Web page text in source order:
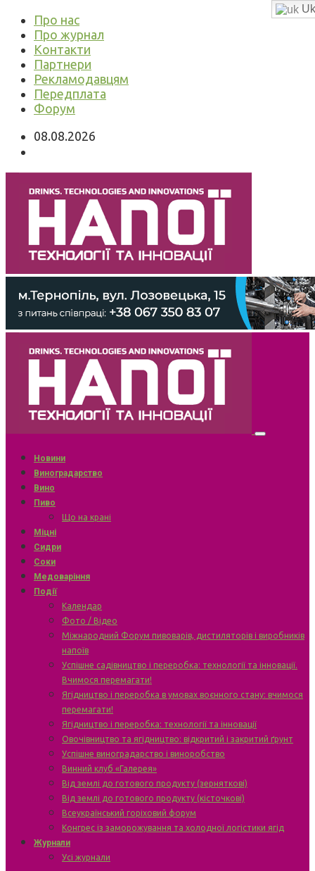
Про нас
Про журнал
Контакти
Партнери
Рекламодавцям
Передплата
Форум
08.08.2026
Новини
Виноградарство
Вино
Пиво
Що на крані
Міцні
Сидри
Соки
Медоваріння
Події
Календар
Фото / Відео
Міжнародний Форум пивоварів, дистиляторів і виробників
напоїв
Успішне садівництво і переробка: технології та інновації.
Вчимося перемагати!
Ягідництво і переробка в умовах воєнного стану: вчимося
перемагати!
Ягідництво і переробка: технології та інновації
Овочівництво та ягідництво: відкритий і закритий ґрунт
Успішне виноградарство і виноробство
Винний клуб «Галерея»
Від землі до готового продукту (зерняткові)
Від землі до готового продукту (кісточкові)
Всеукраїнський горіховий форум
Конгрес із заморожування та холодної логістики ягід
Журнали
Усі журнали